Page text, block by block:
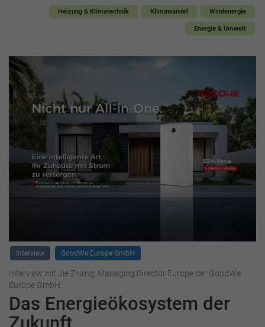
Heizung & Klimatechnik Klimawandel Windenergie
Energie & Umwelt
Interview GoodWe Europe GmbH
Interview mit Jie Zhang, Managing Director Europe der GoodWe
Europe GmbH
Das Energieökosystem der